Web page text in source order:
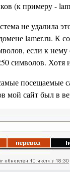
(к примеру -
не удалила
lamer.ru. К
если к
символов. Хотя
мой сайт был в